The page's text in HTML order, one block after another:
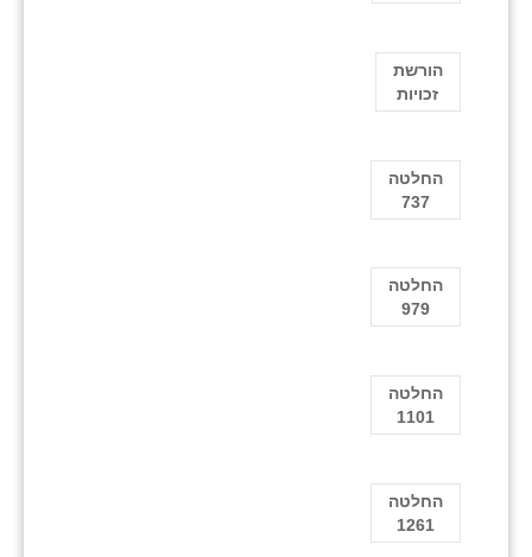
הורשת
זכויות
החלטה
737
החלטה
979
החלטה
1101
החלטה
1261